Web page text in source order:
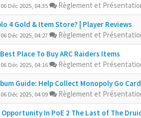
06 Déc 2025, 04:35 Règlement et
4 Gold & Item Store? | Player Reviews
06 Déc 2025, 04:27 Règlement et
Place To Buy ARC Raiders Items
06 Déc 2025, 04:16 Règlement et
Guide: Help Collect Monopoly Go
06 Déc 2025, 04:09 Règlement et
Opportunity In PoE 2 The Last of The